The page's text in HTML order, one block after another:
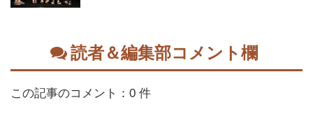
読者＆編集部コメント欄
この記事のコメント：0 件